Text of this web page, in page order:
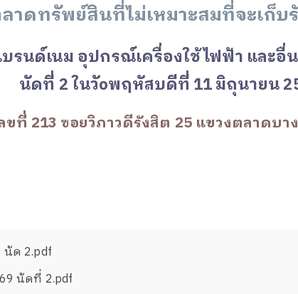
าดทรัพย์สินที่ไม่เหมาะสมที่จะเก็บ
รนด์เนม อุปกรณ์เครื่องใช้ไฟฟ้า และอื่น
นัดที่ 2 ในวัoพฤหัสบดีที่ 11 มิถุนายน
ขที่ 213 ซอยวิภาวดีรังสิต 25 แขวงตลาดบ
นัด 2.pdf
นัดที่ 2.pdf